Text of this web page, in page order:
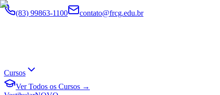
(83) 99863-1100 contato@frcg.edu.br
Cursos
Ver Todos os Cursos →